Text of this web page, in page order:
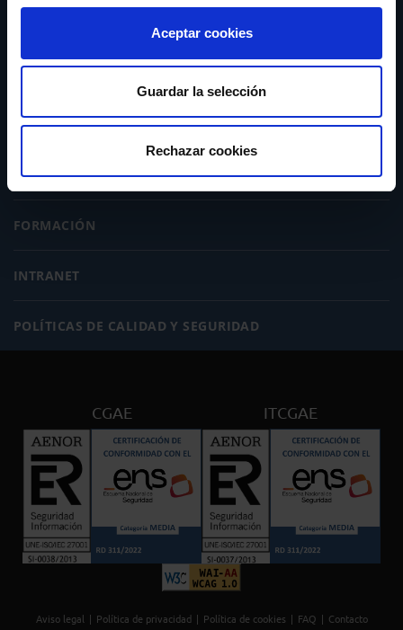
Aceptar cookies
Guardar la selección
Rechazar cookies
SERVICIOS
ACTUALIDAD
PUBLICACIONES
FORMACIÓN
INTRANET
POLÍTICAS DE CALIDAD Y SEGURIDAD
CGAE ITCGAE
Aviso legal Política de privacidad Política de cookies FAQ Contacto